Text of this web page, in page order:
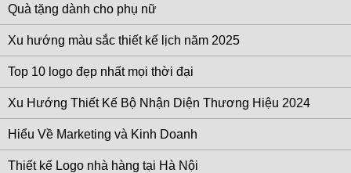
Quà tặng dành cho phụ nữ
Xu hướng màu sắc thiết kế lịch năm 2025
Top 10 logo đẹp nhất mọi thời đại
Xu Hướng Thiết Kế Bộ Nhận Diện Thương Hiệu 2024
Hiểu Về Marketing và Kinh Doanh
Thiết kế Logo nhà hàng tại Hà Nội